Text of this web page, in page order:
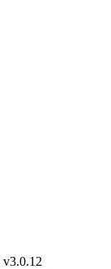
v3.0.12